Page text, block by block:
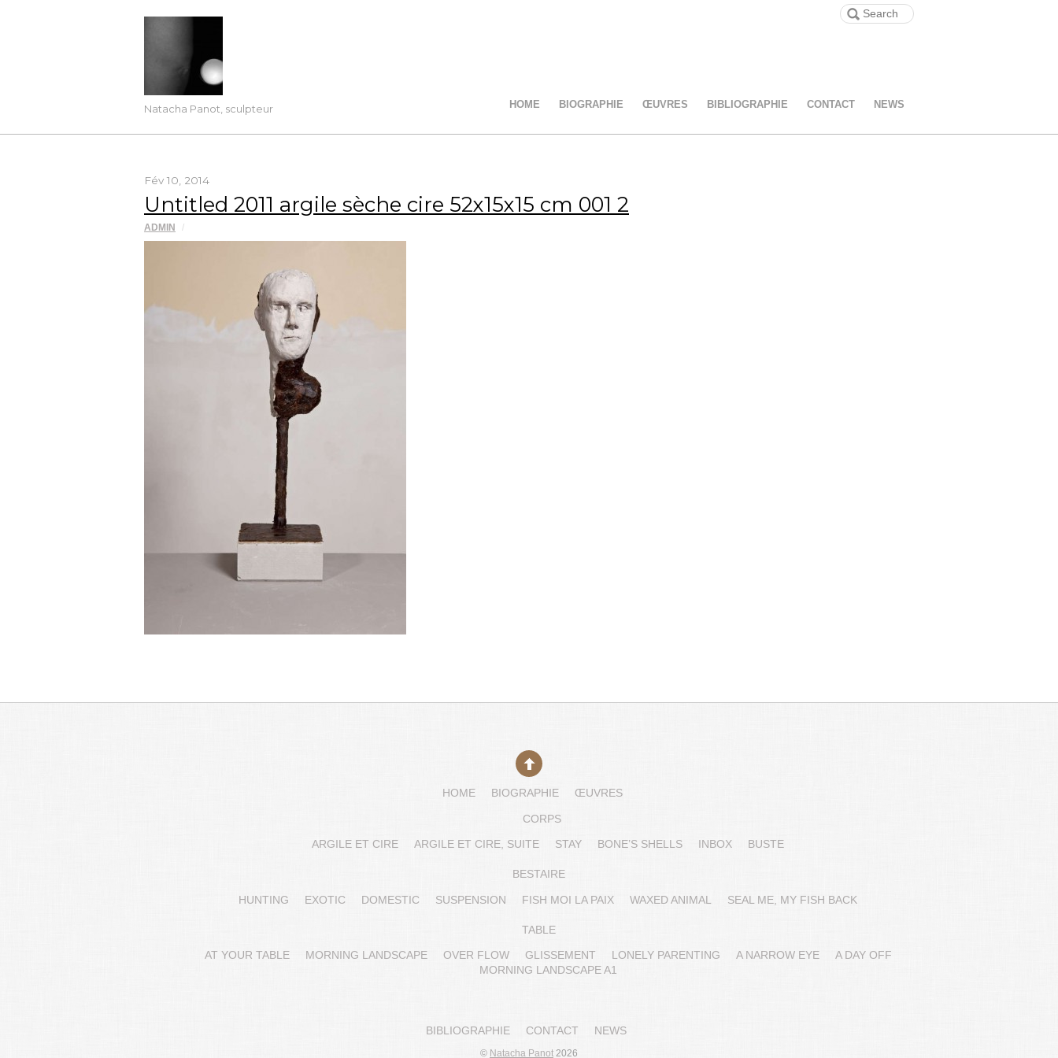
Natacha Panot, sculpteur HOME BIOGRAPHIE ŒUVRES BIBLIOGRAPHIE CONTACT NEWS
Fév 10, 2014
Untitled 2011 argile sèche cire 52x15x15 cm 001 2
ADMIN /
HOME BIOGRAPHIE ŒUVRES
CORPS
ARGILE ET CIRE ARGILE ET CIRE, SUITE STAY BONE’S SHELLS INBOX BUSTE
BESTAIRE
HUNTING EXOTIC DOMESTIC SUSPENSION FISH MOI LA PAIX WAXED ANIMAL SEAL ME, MY FISH BACK
TABLE
AT YOUR TABLE MORNING LANDSCAPE OVER FLOW GLISSEMENT LONELY PARENTING A NARROW EYE
A DAY OFF
MORNING LANDSCAPE A1
BIBLIOGRAPHIE CONTACT NEWS
© Natacha Panot 2026